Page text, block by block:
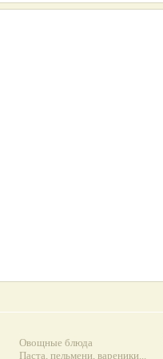
Овощные блюда
Паста, пельмени, вареники...